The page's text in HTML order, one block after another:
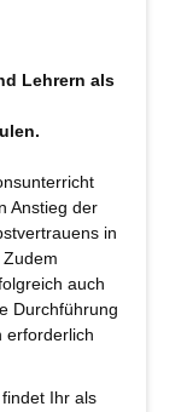
Lehrern als
Anstieg der
in
auch
Durchführung
erforderlich
Ihr als